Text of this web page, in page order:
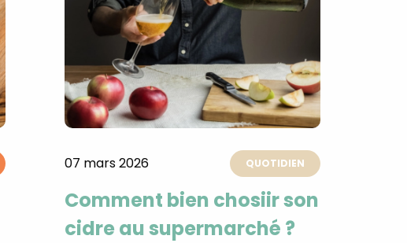
07 mars 2026 QUOTIDIEN
Comment bien chosiir son
cidre au supermarché ?